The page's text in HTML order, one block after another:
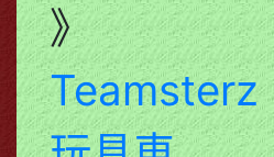
》
Teamsterz